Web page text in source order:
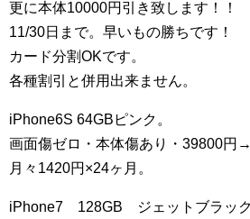
更に本体10000円引き致します！！
11/30日まで。早いもの勝ちです！
カード分割OKです。
各種割引と併用出来ません。
iPhone6S 64GBピンク。
画面傷ゼロ・本体傷あり・39800円
月々1420円×24ヶ月。
iPhone7 128GB ジェットブラック